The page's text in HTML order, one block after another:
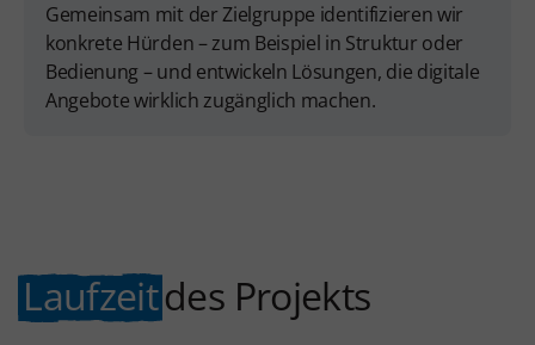
Gemeinsam mit der Zielgruppe identifizieren wir
konkrete Hürden – zum Beispiel in Struktur oder
Bedienung – und entwickeln Lösungen, die digitale
Angebote wirklich zugänglich machen.
Laufzeitdes Projekts